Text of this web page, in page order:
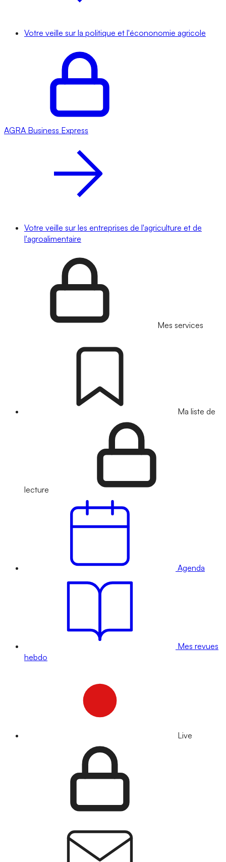
Votre veille sur la politique et l'écononomie agricole
AGRA Business Express
Votre veille sur les entreprises de l'agriculture et de
l'agroalimentaire
Mes services
Ma liste de
lecture
Agenda
Mes revues
hebdo
Live